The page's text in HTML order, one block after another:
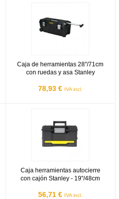
Caja de herramientas 28"/71cm
con ruedas y asa Stanley
78,93 € IVA incl.
Caja herramientas autocierre
con cajón Stanley - 19"/48cm
56,71 € IVA incl.